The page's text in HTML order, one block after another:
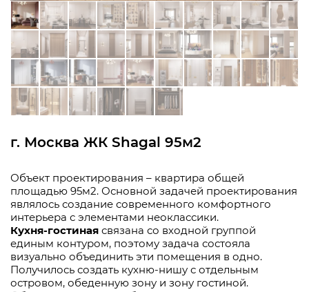
г. Москва ЖК Shagal 95м2
Объект проектирования – квартира общей
площадью 95м2. Основной задачей проектирования
являлось создание современного комфортного
интерьера с элементами неоклассики.
Кухня-гостиная связана со входной группой
единым контуром, поэтому задача состояла
визуально объединить эти помещения в одно.
Получилось создать кухню-нишу с отдельным
островом, обеденную зону и зону гостиной.